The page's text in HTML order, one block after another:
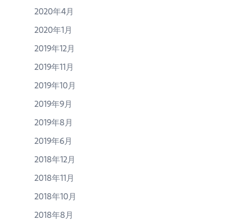
2020年4月
2020年1月
2019年12月
2019年11月
2019年10月
2019年9月
2019年8月
2019年6月
2018年12月
2018年11月
2018年10月
2018年8月